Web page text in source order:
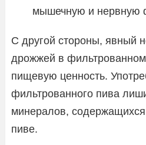
мышечную и нервную
С другой стороны, явный
дрожжей в
пищевую ценность.
фильтрованного пива
минералов,
пиве.